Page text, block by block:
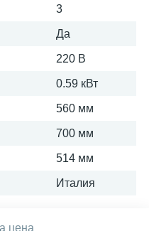
3
Да
220 В
0.59 кВт
560 мм
700 мм
514 мм
Италия
цена